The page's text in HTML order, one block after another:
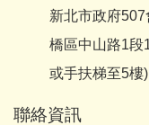
新北市政府
橋區中山路1段
或手扶梯至5樓)
聯絡資訊